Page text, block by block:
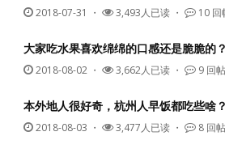
2018-07-31 ・ 3,493人已读 ・ 10 回
大家吃水果喜欢绵绵的口感还是脆脆的？
2018-08-02 ・ 3,662人已读 ・ 9 回帖
本外地人很好奇，杭州人早饭都吃些啥？
2018-08-03 ・ 3,477人已读 ・ 8 回帖